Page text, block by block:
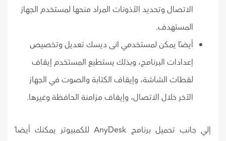
الاتصال وتحديد الأذونات المراد منحها لمستخدم الجهاز
المستهدف.
أيضًا يمكن لمستخدمي انى ديسك تعديل وتخصيص
إعدادات البرنامج، وبذلك يستطيع المستخدم إيقاف
لقطات الشاشة، وإيقاف الكتابة والصوت في الجهاز
الآخر خلال الاتصال، وإيقاف مزامنة الحافظة وغيرها.
إلي جانب تحميل برنامج AnyDesk للكمبيوتر يمكنك أيضاً